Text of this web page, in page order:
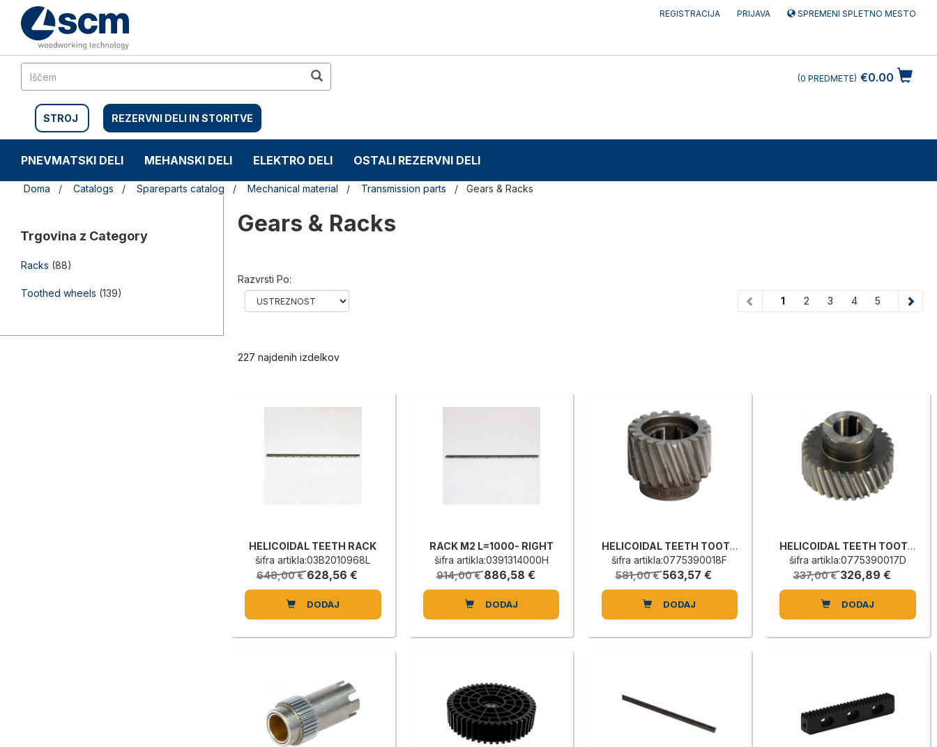
Preskočite
vsebino
Preskočite
navigacijski
REGISTRACIJA PRIJAVA SPREMENI SPLETNO MESTO
STROJ REZERVNI DELI IN STORITVE
€0.00
0 PREDMETE
PNEVMATSKI DELI MEHANSKI DELI ELEKTRO DELI OSTALI REZERVNI DELI
Doma Catalogs Spareparts catalog Mechanical material Transmission parts Gears & Racks
Trgovina z Category
Racks (88)
Toothed wheels (139)
Gears & Racks
Razvrsti Po:
1 (current)
2 3 4 5
227 najdenih izdelkov
HELICOIDAL TEETH RACK
šifra artikla:03B2010968L
648,00 € 628,56 €
DODAJ
RACK M2 L=1000- RIGHT
šifra artikla:0391314000H
914,00 € 886,58 €
DODAJ
HELICOIDAL TEETH TOOTHED WHEEL
šifra artikla:0775390018F
581,00 € 563,57 €
DODAJ
HELICOIDAL TEETH TOOTHED WHEEL
šifra artikla:0775390017D
337,00 € 326,89 €
DODAJ